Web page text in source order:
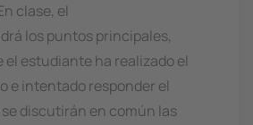
clase, el
los puntos principales,
el estudiante ha realizado el
e intentado responder el
discutirán en común las